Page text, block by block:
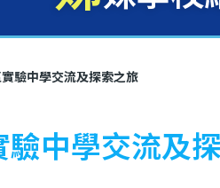
驗中學交流及探索之旅
中學交流及